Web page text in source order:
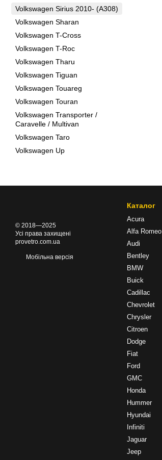
Volkswagen Sirius 2010- (A308)
Volkswagen Sharan
Volkswagen T-Cross
Volkswagen T-Roc
Volkswagen Tharu
Volkswagen Tiguan
Volkswagen Touareg
Volkswagen Touran
Volkswagen Transporter /
Caravelle / Multivan
Volkswagen Taro
Volkswagen Up
© 2018—2025
Усі права захищені
provetro.com.ua
Мобільна версія
Каталог
Acura
Alfa Romeo
Audi
Bentley
BMW
Buick
Cadillac
Chevrolet
Chrysler
Citroen
Dodge
Fiat
Ford
GMC
Honda
Hummer
Hyundai
Infiniti
Jaguar
Jeep